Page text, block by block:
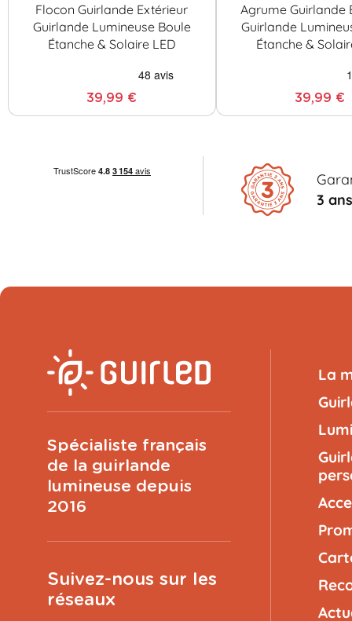
Flocon Guirlande Extérieur
Guirlande Lumineuse Boule
Étanche & Solaire LED
39,99 €
Agrume Guirlande
Guirlande
Étanche &
39,99 €
3 ans
Spécialiste français
de la guirlande
lumineuse depuis
2016
Suivez-nous sur les
réseaux
La